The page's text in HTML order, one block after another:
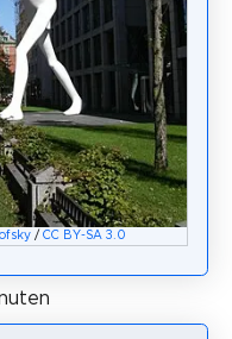
/ CC BY-SA 3.0